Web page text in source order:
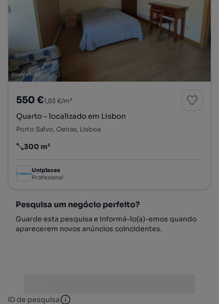
550 €1,83 €/m²
Quarto - localizado em Lisbon
Porto Salvo, Oeiras, Lisboa
Preço por metro quadrado
300 m²
Uniplaces
Profissional
Pesquisa um negócio perfeito?
Guarde esta pesquisa e informá-lo(a)-emos quando
aparecerem novos anúncios coincidentes.
ID de pesquisa ID de pesquisa